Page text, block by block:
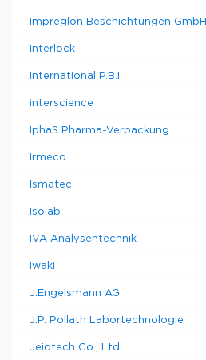
Impreglon Beschichtungen GmbH
Interlock
International P.B.I.
interscience
IphaS Pharma-Verpackung
Irmeco
Ismatec
Isolab
IVA-Analysentechnik
Iwaki
J.Engelsmann AG
J.P. Pollath Labortechnologie
Jeiotech Co., Ltd.